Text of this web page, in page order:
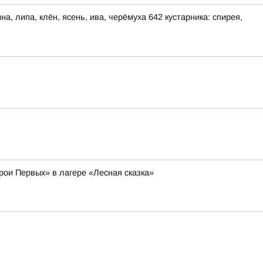
липа, клён, ясень, ива, черёмуха 642 кустарника: спирея,
Первых» в лагере «Лесная сказка»